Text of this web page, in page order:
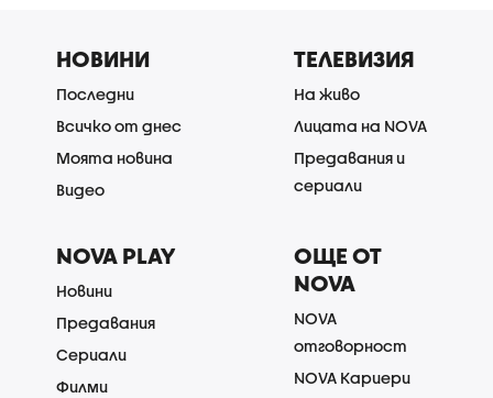
НОВИНИ
Последни
Всичко от днес
Моята новина
Видео
ТЕЛЕВИЗИЯ
На живо
Лицата на NOVA
Предавания и
сериали
NOVA PLAY
Новини
Предавания
Сериали
Филми
ОЩЕ ОТ
NOVA
NOVA
отговорност
NOVA Кариери